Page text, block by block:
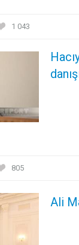
1 043
805
Ali